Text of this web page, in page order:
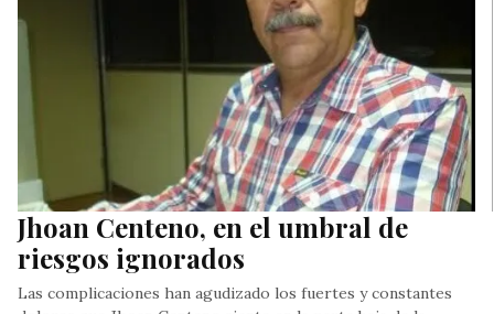
Jhoan Centeno, en el umbral de
riesgos ignorados
Las complicaciones han agudizado los fuertes y constantes